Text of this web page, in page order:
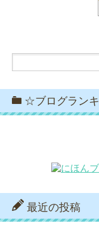
☆ブログラン
最近の投稿